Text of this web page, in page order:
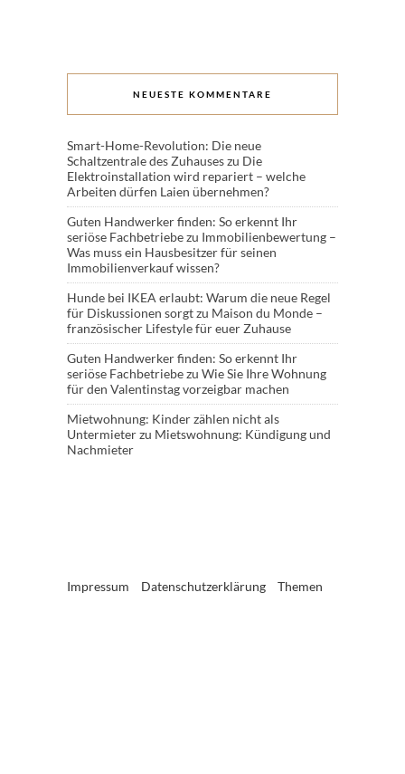
NEUESTE KOMMENTARE
Smart-Home-Revolution: Die neue
Schaltzentrale des Zuhauseszu Die
Elektroinstallation wird repariert – welche
Arbeiten dürfen Laien übernehmen?
Guten Handwerker finden: So erkennt Ihr
seriöse Fachbetriebezu Immobilienbewertung –
Was muss ein Hausbesitzer für seinen
Immobilienverkauf wissen?
Hunde bei IKEA erlaubt: Warum die neue Regel
für Diskussionen sorgtzu Maison du Monde –
französischer Lifestyle für euer Zuhause
Guten Handwerker finden: So erkennt Ihr
seriöse Fachbetriebezu Wie Sie Ihre Wohnung
für den Valentinstag vorzeigbar machen
Mietwohnung: Kinder zählen nicht als
Untermieterzu Mietswohnung: Kündigung und
Nachmieter
Impressum Datenschutzerklärung Themen